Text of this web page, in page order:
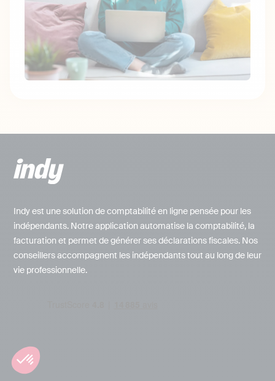
Indy est une solution de comptabilité en ligne pensée pour les
indépendants. Notre application automatise la comptabilité, la
facturation et permet de générer ses déclarations fiscales. Nos
conseillers accompagnent les indépendants tout au long de leur
vie professionnelle.